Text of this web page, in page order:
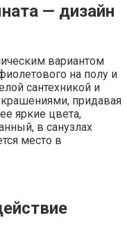
— дизайн
вариантом
на полу и
сантехникой и
придавая
яркие цвета,
в санузлах
место в